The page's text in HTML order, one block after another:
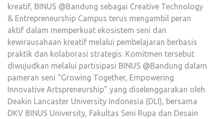
kreatif, BINUS @Bandung sebagai Creative Technology
& Entrepreneurship Campus terus mengambil peran
aktif dalam memperkuat ekosistem seni dan
kewirausahaan kreatif melalui pembelajaran berbasis
praktik dan kolaborasi strategis. Komitmen tersebut
diwujudkan melalui partisipasi BINUS @Bandung dalam
pameran seni “Growing Together, Empowering
Innovative Artspreneurship” yang diselenggarakan oleh
Deakin Lancaster University Indonesia (DLI), bersama
DKV BINUS University, Fakultas Seni Rupa dan Desain